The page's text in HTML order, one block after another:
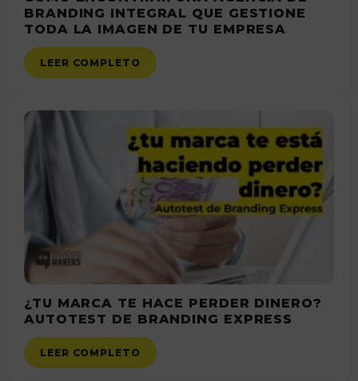
BRANDING INTEGRAL QUE GESTIONE
TODA LA IMAGEN DE TU EMPRESA
LEER COMPLETO
¿TU MARCA TE HACE PERDER DINERO?
AUTOTEST DE BRANDING EXPRESS
LEER COMPLETO